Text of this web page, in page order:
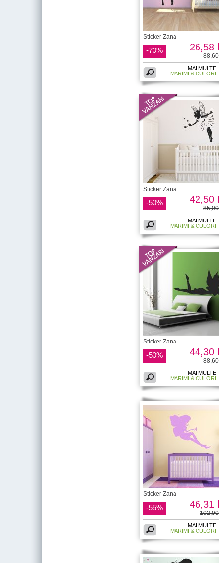
Sticker Zana
-70% 26,58
MAI MULTE
MARIMI & CULORI
Sticker Zana
-50% 42,50
MAI MULTE
MARIMI & CULORI
Sticker Zana
-50% 44,30
MAI MULTE
MARIMI & CULORI
Sticker Zana
-55% 46,31
MAI MULTE
MARIMI & CULORI